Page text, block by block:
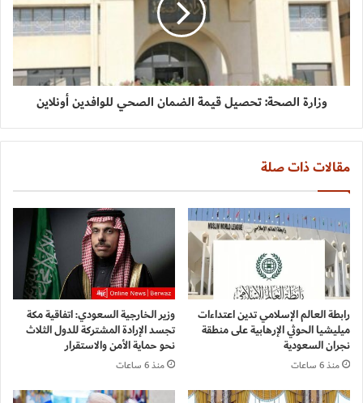
وزارة الصحة: تحصيل قيمة الضمان الصحي للوافدين أونلاين
مقالات ذات صلة
رابطة العالم الإسلامي تدين اعتداءات
ميليشيا الحوثي الإرهابية على منطقة
نجران السعودية
منذ 6 ساعات
وزير الخارجية السعودي: اتفاقية مكة
تجسد الإرادة المشتركة للدول الثلاث
نحو حماية الأمن والاستقرار
منذ 6 ساعات